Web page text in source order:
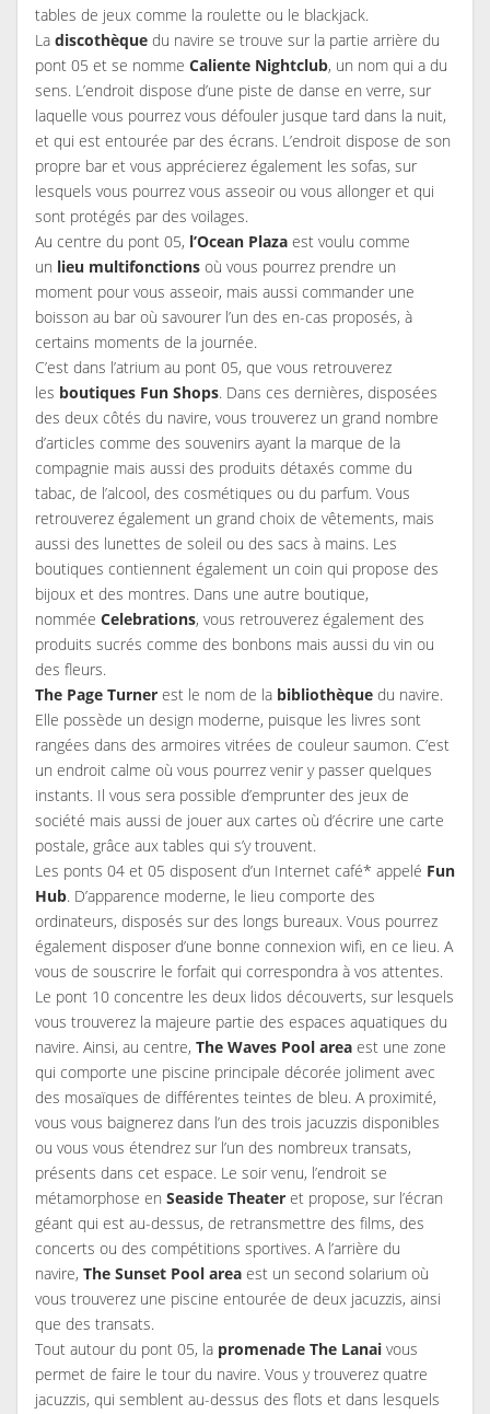
tables de jeux comme la roulette ou le blackjack.
La discothèque du navire se trouve sur la partie arrière du
pont 05 et se nomme Caliente Nightclub, un nom qui a du
sens. L’endroit dispose d’une piste de danse en verre, sur
laquelle vous pourrez vous défouler jusque tard dans la nuit,
et qui est entourée par des écrans. L’endroit dispose de son
propre bar et vous apprécierez également les sofas, sur
lesquels vous pourrez vous asseoir ou vous allonger et qui
sont protégés par des voilages.
Au centre du pont 05, l’Ocean Plaza est voulu comme
un lieu multifonctions où vous pourrez prendre un
moment pour vous asseoir, mais aussi commander une
boisson au bar où savourer l’un des en-cas proposés, à
certains moments de la journée.
C’est dans l’atrium au pont 05, que vous retrouverez
les boutiques Fun Shops. Dans ces dernières, disposées
des deux côtés du navire, vous trouverez un grand nombre
d’articles comme des souvenirs ayant la marque de la
compagnie mais aussi des produits détaxés comme du
tabac, de l’alcool, des cosmétiques ou du parfum. Vous
retrouverez également un grand choix de vêtements, mais
aussi des lunettes de soleil ou des sacs à mains. Les
boutiques contiennent également un coin qui propose des
bijoux et des montres. Dans une autre boutique,
nommée Celebrations, vous retrouverez également des
produits sucrés comme des bonbons mais aussi du vin ou
des fleurs.
The Page Turner est le nom de la bibliothèque du navire.
Elle possède un design moderne, puisque les livres sont
rangées dans des armoires vitrées de couleur saumon. C’est
un endroit calme où vous pourrez venir y passer quelques
instants. Il vous sera possible d’emprunter des jeux de
société mais aussi de jouer aux cartes où d’écrire une carte
postale, grâce aux tables qui s’y trouvent.
Les ponts 04 et 05 disposent d’un Internet café* appelé Fun
Hub. D’apparence moderne, le lieu comporte des
ordinateurs, disposés sur des longs bureaux. Vous pourrez
également disposer d’une bonne connexion wifi, en ce lieu. A
vous de souscrire le forfait qui correspondra à vos attentes.
Le pont 10 concentre les deux lidos découverts, sur lesquels
vous trouverez la majeure partie des espaces aquatiques du
navire. Ainsi, au centre, The Waves Pool area est une zone
qui comporte une piscine principale décorée joliment avec
des mosaïques de différentes teintes de bleu. A proximité,
vous vous baignerez dans l’un des trois jacuzzis disponibles
ou vous vous étendrez sur l’un des nombreux transats,
présents dans cet espace. Le soir venu, l’endroit se
métamorphose en Seaside Theater et propose, sur l’écran
géant qui est au-dessus, de retransmettre des films, des
concerts ou des compétitions sportives. A l’arrière du
navire, The Sunset Pool area est un second solarium où
vous trouverez une piscine entourée de deux jacuzzis, ainsi
que des transats.
Tout autour du pont 05, la promenade The Lanai vous
permet de faire le tour du navire. Vous y trouverez quatre
jacuzzis, qui semblent au-dessus des flots et dans lesquels